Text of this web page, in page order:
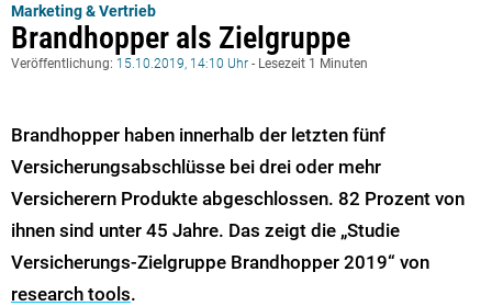
Marketing & Vertrieb
Brandhopper als Zielgruppe
Veröffentlichung: 15.10.2019, 14:10 Uhr - Lesezeit 1 Minuten
Brandhopper haben innerhalb der letzten fünf
Versicherungsabschlüsse bei drei oder mehr
Versicherern Produkte abgeschlossen. 82 Prozent von
ihnen sind unter 45 Jahre. Das zeigt die „Studie
Versicherungs-Zielgruppe Brandhopper 2019“ von
research tools.